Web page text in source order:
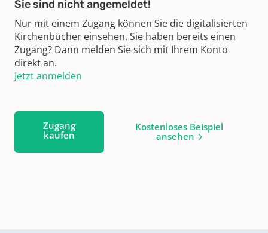
Sie sind nicht angemeldet!
Nur mit einem Zugang können Sie die digitalisierten
Kirchenbücher einsehen. Sie haben bereits einen
Zugang? Dann melden Sie sich mit Ihrem Konto
direkt an.
Jetzt anmelden
Zugang
kaufen
Kostenloses Beispiel
ansehen